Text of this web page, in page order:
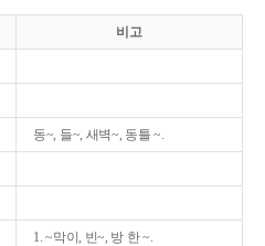
비고
동~, 들~, 새벽~, 동틀 ~.
1. ~막이, 빈~, 방 한 ~.